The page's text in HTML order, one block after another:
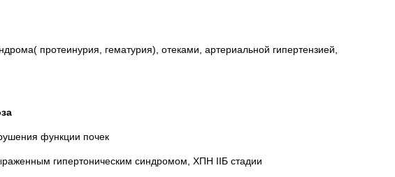
протеинурия, гематурия), отеками, артериальной гипертензией,
функции почек
гипертоническим синдромом, ХПН IIБ стадии